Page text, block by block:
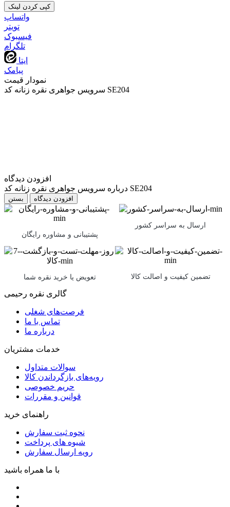
کپی کردن لینک
واتساپ
تويتر
فیسبوک
تلگرام
ایتا
پیامک
نمودار قیمت
سرویس جواهری نقره زنانه کد SE204
افزودن دیدگاه
درباره سرویس جواهری نقره زنانه کد SE204
بستن
پشتیبانی و مشاوره رایگان
ارسال به سراسر کشور
تعویض یا خرید نقره شما تضمین کیفیت و اصالت کالا
گالری نقره رحیمی
فرصت‌های شغلی
تماس با ما
درباره ما
خدمات مشتریان
سوالات متداول
رویه‌های بازگرداندن کالا
حریم خصوصی
قوانین و مقررات
راهنمای خرید
نحوه ثبت سفارش
شیوه های پرداخت
رویه ارسال سفارش
با ما همراه باشید